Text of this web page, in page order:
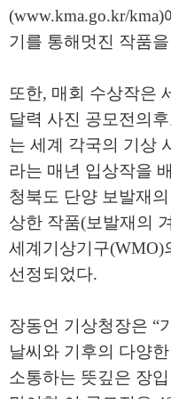
(www.kma.go.kr/kma)
기를 통해 멋진 작품
또한, 매회 수상작은
달력 사진 공모전의
는 세계 각국의 기상
라는 매년 입상작을
청북도 단양 보발재
상한 작품(보발재의
세계기상기구(WMO)
선정되었다.
장동언 기상청장은 “
날씨와 기후의 다양
소통하는 뜻깊은 장